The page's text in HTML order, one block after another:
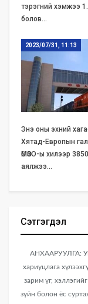
тэрэгний хэмжээ
болов…
2023/07/31, 11:13
Энэ оны эхний
Хятад-Европын
ӨМӨЗО-ы хилээр
аялжээ…
Сэтгэгдэл
АНХААРУУЛГА:
хариуцлага
зарим үг,
зүйн болон ёс